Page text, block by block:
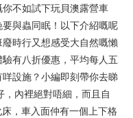
不如試下玩貝澳露營車
與蟲同眠！以下介紹嘅呢
時行又想感受大自然嘅懶
有八折優惠，平均每人五
設施？小編即刻帶你去睇
內裡絕對唔細，而且自
，車入面仲有一個上下格